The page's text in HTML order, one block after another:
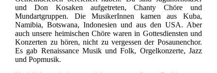
und Don Kosaken aufgetreten, Chanty Chöre und
Mundartgruppen. Die MusikerInnen kamen aus Kuba,
Namibia, Botswana, Indonesien und aus den USA. Aber
auch unsere heimischen Chöre waren in Gottesdiensten und
Konzerten zu hören, nicht zu vergessen der Posaunenchor.
Es gab Renaissance Musik und Folk, Orgelkonzerte, Jazz
und Popmusik.